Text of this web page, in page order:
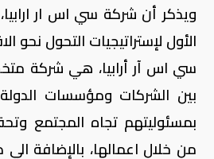
ويذكر أن شركة سي اس ار
الأول لإستراتيجيات التحول نحو
سي اس آر أرابيا، هي شركة
بين الشركات ومؤسسات
بمسئوليتهم تجاه المجتمع
من خلال اعمالها، بالإضافة